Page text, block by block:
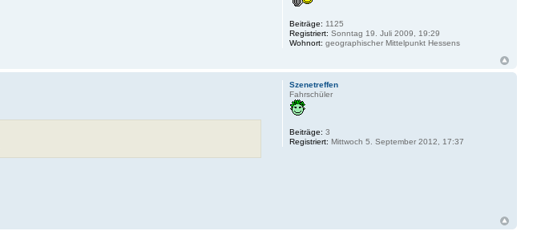
Beiträge: 1125
Registriert: Sonntag 19. Juli 2009, 19:29
Wohnort: geographischer Mittelpunkt Hessens
Szenetreffen
Fahrschüler
Beiträge: 3
Registriert: Mittwoch 5. September 2012, 17:37